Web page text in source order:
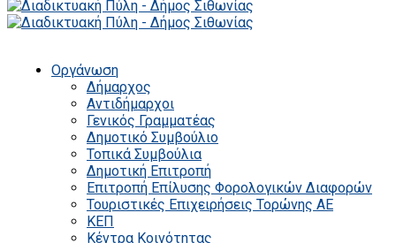
Οργάνωση
Δήμαρχος
Αντιδήμαρχοι
Γενικός Γραμματέας
Δημοτικό Συμβούλιο
Τοπικά Συμβούλια
Δημοτική Επιτροπή
Επιτροπή Επίλυσης Φορολογικών Διαφορών
Τουριστικές Επιχειρήσεις Τορώνης ΑΕ
ΚΕΠ
Κέντρα Κοινότητας